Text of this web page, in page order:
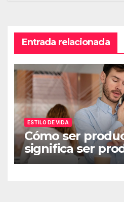
Entrada relacionada
ESTILO DE VIDA
Cómo ser
significa ser
cómo mejorar tu